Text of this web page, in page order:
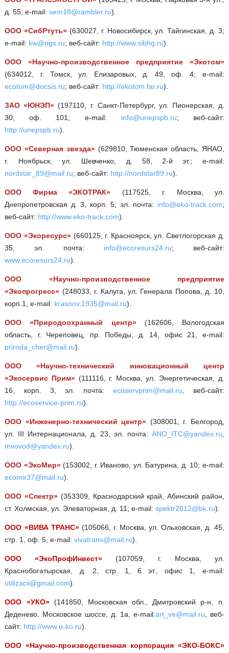
д. 55; e-mail:sem18@rambler.ru).
ООО «СибРтуть» (630027, г. Новосибирск, ул. Тайгинская, д. 3;
e-mail: kw@ngs.ru; веб-сайт: http://www.sibhg.ru).
ООО «Научно-производственное предприятие «Экотом»
(634012, г. Томск, ул. Елизаровых, д. 49, оф. 4; е-mail:
ecotom@docsis.ru; веб-сайт: http://ekotom.far.ru).
ЗАО «ЮНЭП» (197110, г. Санкт-Петербург, ул. Пионерская, д.
30, оф. 101; e-mail: info@unepspb.ru; веб-сайт:
http://unepspb.ru).
ООО «Северная звезда»(629810, Тюменская область, ЯНАО,
г. Ноябрьск, ул. Шевченко, д. 58, 2-й эт.; e-mail:
nordstar_89@mail.ru; веб-сайт: http://nordstar89.ru).
ООО Фирма «ЭКОТРАК» (117525, г. Москва, ул.
Днепропетровская д. 3, корп. 5; эл. почта: info@eko-track.com;
веб-сайт: http://www.eko-track.com).
ООО «Экоресурс» (660125, г. Красноярск, ул. Светлогорская д.
35, эл. почта: info@ecoresurs24.ru; веб-сайт:
www.ecoresurs24.ru).
ООО «Научно-производственное предприятие
«Экопрогресс» (248033, г. Калуга, ул. Генерала Попова, д. 10,
корп.1, e-mail: krasnov.1935@mail.ru).
ООО «Природоохранный центр»(162606, Вологодская
область, г. Череповец, пр. Победы, д. 14, офис 21, e-mail:
priroda_cher@mail.ru).
ООО «Научно-технический инновационный центр
«Экосервис Прим» (111116, г. Москва, ул. Энергетическая, д.
16, корп. 3, эл. почта:ecoservprim@mail.ru, веб-сайт:
http://ecoservice-prim.ru).
ООО «Инженерно-технический центр» (308001, г. Белгород,
ул. III Интернационала, д. 23, эл. почта: ANO_ITC@yandex.ru,
mvovod@yandex.ru).
ООО «ЭкоМир»(153002, г. Иваново, ул. Батурина, д. 10; e-mail:
ecomir37@mail.ru).
ООО «Спектр» (353309, Краснодарский край, Абинский район,
ст. Холмская, ул. Элеваторная, д. 11; e-mail:spektr2012@bk.ru).
ООО «ВИВА ТРАНС»(105066, г. Москва, ул. Ольховская, д. 45,
стр. 1, оф. 5; e-mail:vivatrans@mail.ru).
ООО «ЭкоПрофИнвест» (107059, г. Москва, ул.
Краснобогатырская, д. 2, стр. 1, 6 эт., офис 1, e-mail:
utilizacii@gmail.com).
ООО «УКО»(141850, Московская обл., Дмитровский р-н, п.
Деденево, Московское шоссе, д. 1а, e-mail:art_ve@mail.ru, веб-
сайт: http://www.u-ko.ru).
ООО «Научно-производственная корпорация «ЭКО-БОКС»